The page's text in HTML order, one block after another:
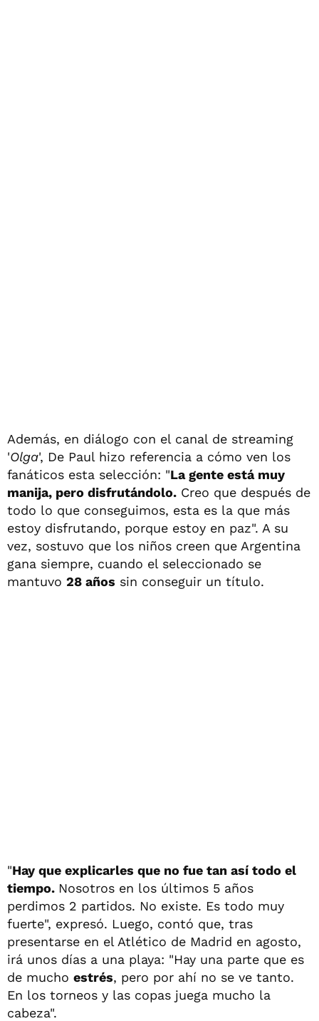
Además, en diálogo con el canal de streaming
'Olga', De Paul hizo referencia a cómo ven los
fanáticos esta selección: "La gente está muy
manija, pero disfrutándolo. Creo que después de
todo lo que conseguimos, esta es la que más
estoy disfrutando, porque estoy en paz". A su
vez, sostuvo que los niños creen que Argentina
gana siempre, cuando el seleccionado se
mantuvo 28 años sin conseguir un título.
"Hay que explicarles que no fue tan así todo el
tiempo. Nosotros en los últimos 5 años
perdimos 2 partidos. No existe. Es todo muy
fuerte", expresó. Luego, contó que, tras
presentarse en el Atlético de Madrid en agosto,
irá unos días a una playa: "Hay una parte que es
de mucho estrés, pero por ahí no se ve tanto.
En los torneos y las copas juega mucho la
cabeza".